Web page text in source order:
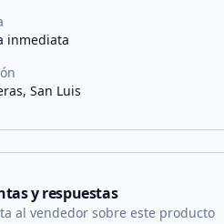
inmediata
San Luis
y respuestas
al vendedor sobre este producto